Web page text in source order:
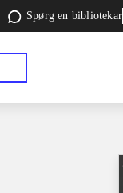
Spørg en bibliotekar